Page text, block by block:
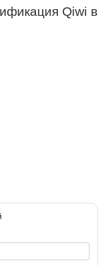
Qiwi в